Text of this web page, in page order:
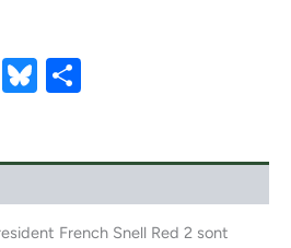
X Bluesky
French Snell Red 2 sont